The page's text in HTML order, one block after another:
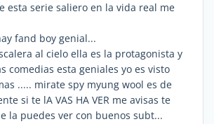
esta serie saliero en la vida real me
fand boy genial...
al cielo ella es la protagonista y
comedias esta geniales yo es visto
..... mirate spy myung wool es de
si te lA VAS HA VER me avisas te
la puedes ver con buenos subt...